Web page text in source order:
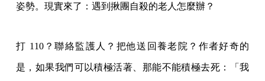
姿勢。現實來了：遇到揪團自殺的老人怎麼辦？
打 110？聯絡監護人？把他送回養老院？作者好奇的
是，如果我們可以積極活著、那能不能積極去死：「我